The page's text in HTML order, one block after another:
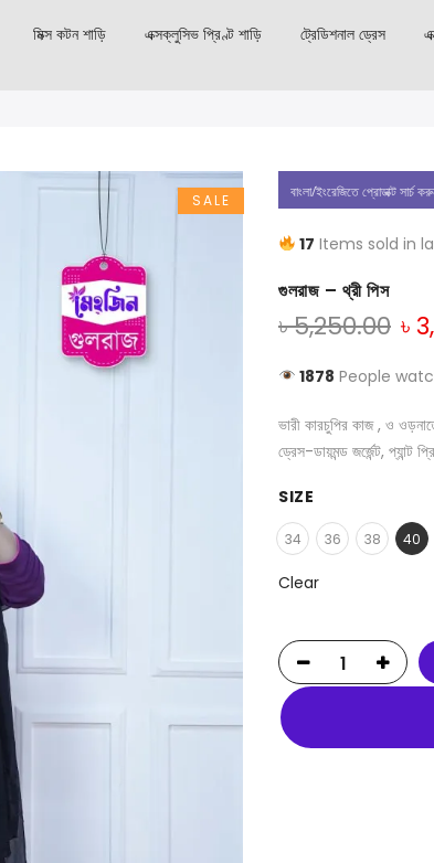
মিক্স কটন শাড়ি এক্সক্লুসিভ প্রিণ্ট শাড়ি ট্রেডিশনাল ড্রেস
SALE
17 Items sold in
গুলরাজ – থ্রী পিস
৳5,250.00 ৳
1878 People
ভারী কারচুপির কাজ , ও
ড্রেস-ডায়মন্ড জর্জেন্ট, প্যান্ট
SIZE
34 36 38 40
Clear